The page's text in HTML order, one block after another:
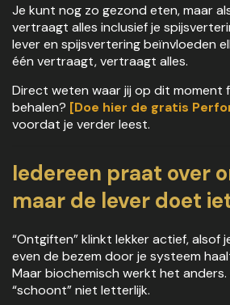
Je kunt nog zo gezond eten, maar
vertraagt alles inclusief je
lever en spijsvertering beïnvloeden
één vertraagt, vertraagt alles.
Direct weten waar jij op dit moment
behalen? [Doe hier de gratis
voordat je verder leest.
Iedereen praat over
maar de lever doet
“Ontgiften” klinkt lekker actief, alsof
even de bezem door je systeem
Maar biochemisch werkt het anders.
“schoont” niet letterlijk.